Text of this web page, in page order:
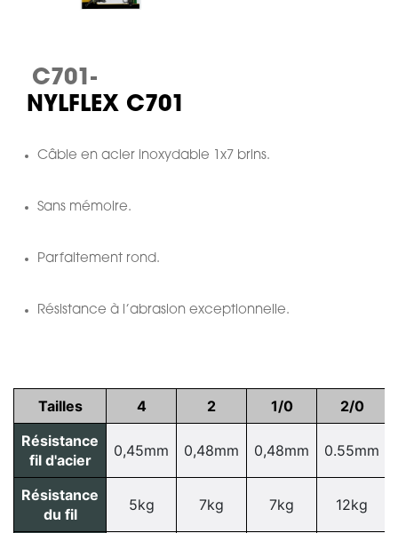
C701-
NYLFLEX C701
Câble en acier inoxydable 1x7 brins.
Sans mémoire.
Parfaitement rond.
Résistance à l’abrasion exceptionnelle.
Tailles 4 2 1/0
2/0
Résistance
fil d'acier
0,45mm 0,48mm 0,48mm 0.55mm
Résistance
du fil
5kg 7kg 7kg 12kg